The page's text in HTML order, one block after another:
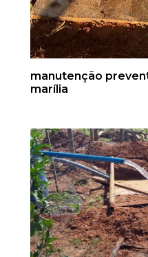
manutenção
marília